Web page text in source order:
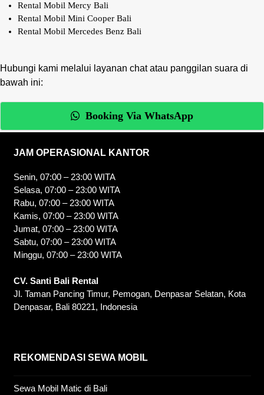
Rental Mobil Mercy Bali
Rental Mobil Mini Cooper Bali
Rental Mobil Mercedes Benz Bali
Hubungi kami melalui layanan chat atau panggilan suara di
bawah ini:
Booking Via WhatsApp
JAM OPERASIONAL KANTOR
Senin, 07:00 – 23:00 WITA
Selasa, 07:00 – 23:00 WITA
Rabu, 07:00 – 23:00 WITA
Kamis, 07:00 – 23:00 WITA
Jumat, 07:00 – 23:00 WITA
Sabtu, 07:00 – 23:00 WITA
Minggu, 07:00 – 23:00 WITA
CV. Santi Bali Rental
Jl. Taman Pancing Timur, Pemogan, Denpasar Selatan, Kota
Denpasar, Bali 80221, Indonesia
REKOMENDASI SEWA MOBIL
Sewa Mobil Matic di Bali